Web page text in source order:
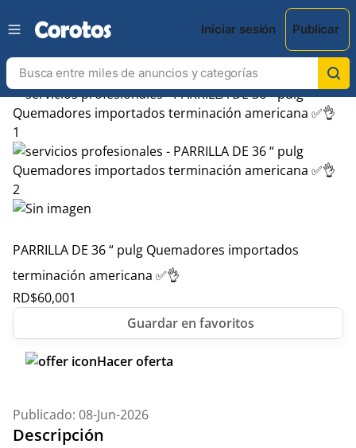
Iniciar sesión Publicar
PARRILLA DE 36 “ pulg Quemadores importados
terminación americana ✅👌
RD$60,001
Hacer oferta
Publicado: 08-Jun-2026
Descripción